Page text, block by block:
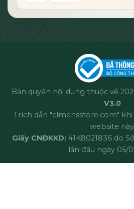
Bản quyền nội dung thuộc về
V3.0
Trích dẫn "clmensstore.com"
website
Giấy CNĐKKD: 41K8021836 do
lần đầu ngày 05/